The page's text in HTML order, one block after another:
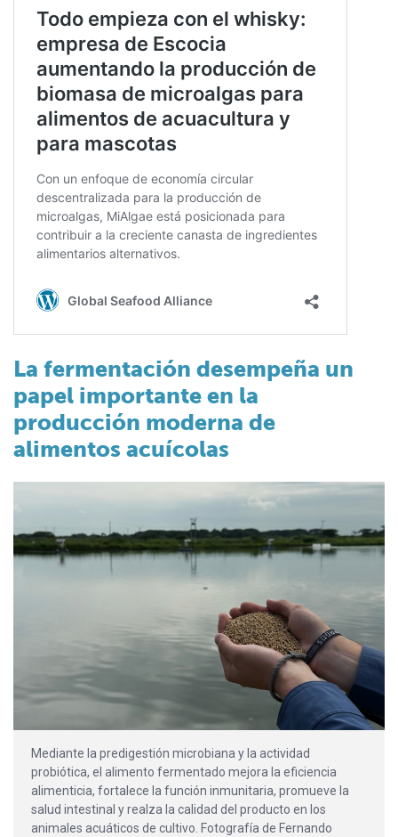
La fermentación desempeña un
papel importante en la
producción moderna de
alimentos acuícolas
Mediante la predigestión microbiana y la actividad
probiótica, el alimento fermentado mejora la eficiencia
alimenticia, fortalece la función inmunitaria, promueve la
salud intestinal y realza la calidad del producto en los
animales acuáticos de cultivo. Fotografía de Fernando